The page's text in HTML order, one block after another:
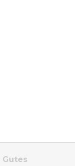
Gutes